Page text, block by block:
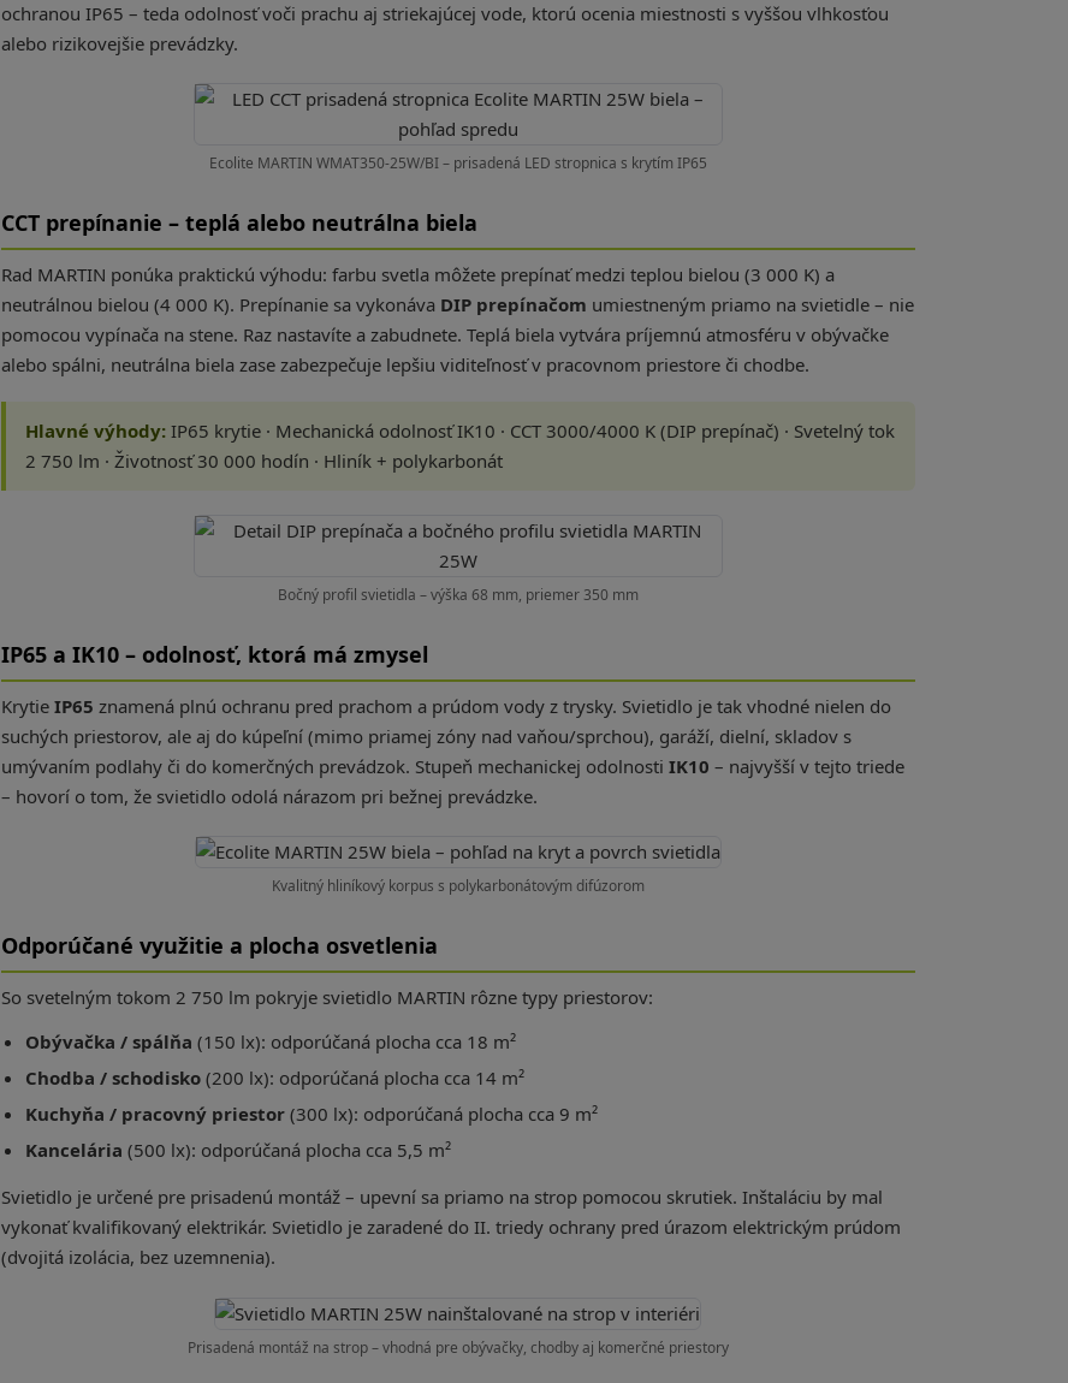
ochranou IP65 – teda odolnosť voči prachu aj striekajúcej vode, ktorú ocenia miestnosti s vyššou vlhkosťou
alebo rizikovejšie prevádzky.
Ecolite MARTIN WMAT350-25W/BI – prisadená LED stropnica s krytím IP65
CCT prepínanie – teplá alebo neutrálna biela
Rad MARTIN ponúka praktickú výhodu: farbu svetla môžete prepínať medzi teplou bielou (3 000 K) a
neutrálnou bielou (4 000 K). Prepínanie sa vykonáva DIP prepínačom umiestneným priamo na svietidle – nie
pomocou vypínača na stene. Raz nastavíte a zabudnete. Teplá biela vytvára príjemnú atmosféru v obývačke
alebo spálni, neutrálna biela zase zabezpečuje lepšiu viditeľnosť v pracovnom priestore či chodbe.
Hlavné výhody:IP65 krytie · Mechanická odolnosť IK10 · CCT 3000/4000 K (DIP prepínač) · Svetelný tok
2 750 lm · Životnosť 30 000 hodín · Hliník + polykarbonát
Bočný profil svietidla – výška 68 mm, priemer 350 mm
IP65 a IK10 – odolnosť, ktorá má zmysel
Krytie IP65 znamená plnú ochranu pred prachom a prúdom vody z trysky. Svietidlo je tak vhodné nielen do
suchých priestorov, ale aj do kúpeľní (mimo priamej zóny nad vaňou/sprchou), garáží, dielní, skladov s
umývaním podlahy či do komerčných prevádzok. Stupeň mechanickej odolnosti IK10 – najvyšší v tejto triede
– hovorí o tom, že svietidlo odolá nárazom pri bežnej prevádzke.
Kvalitný hliníkový korpus s polykarbonátovým difúzorom
Odporúčané využitie a plocha osvetlenia
So svetelným tokom 2 750 lm pokryje svietidlo MARTIN rôzne typy priestorov:
Obývačka / spálňa (150 lx): odporúčaná plocha cca 18 m²
Chodba / schodisko(200 lx): odporúčaná plocha cca 14 m²
Kuchyňa / pracovný priestor(300 lx): odporúčaná plocha cca 9 m²
Kancelária (500 lx): odporúčaná plocha cca 5,5 m²
Svietidlo je určené pre prisadenú montáž – upevní sa priamo na strop pomocou skrutiek. Inštaláciu by mal
vykonať kvalifikovaný elektrikár. Svietidlo je zaradené do II. triedy ochrany pred úrazom elektrickým prúdom
(dvojitá izolácia, bez uzemnenia).
Prisadená montáž na strop – vhodná pre obývačky, chodby aj komerčné priestory